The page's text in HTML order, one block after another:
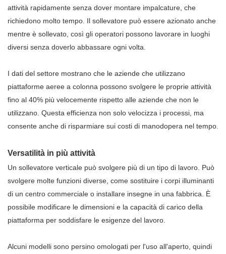
attività rapidamente senza dover montare impalcature, che
richiedono molto tempo. Il sollevatore può essere azionato anche
mentre è sollevato, così gli operatori possono lavorare in luoghi
diversi senza doverlo abbassare ogni volta.
I dati del settore mostrano che le aziende che utilizzano
piattaforme aeree a colonna possono svolgere le proprie attività
fino al 40% più velocemente rispetto alle aziende che non le
utilizzano. Questa efficienza non solo velocizza i processi, ma
consente anche di risparmiare sui costi di manodopera nel tempo.
Versatilità in più attività
Un sollevatore verticale può svolgere più di un tipo di lavoro. Può
svolgere molte funzioni diverse, come sostituire i corpi illuminanti
di un centro commerciale o installare insegne in una fabbrica. È
possibile modificare le dimensioni e la capacità di carico della
piattaforma per soddisfare le esigenze del lavoro.
Alcuni modelli sono persino omologati per l'uso all'aperto, quindi